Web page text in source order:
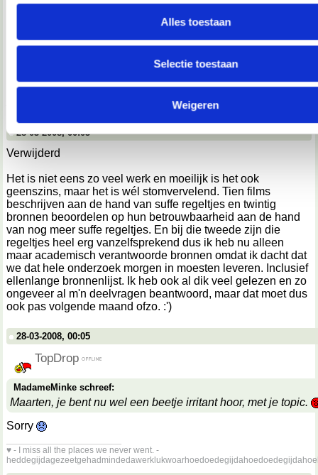
partners kunnen deze gegevens combineren met andere
je aan ze hebt verstrekt of die ze hebben verzameld op
gebruik van hun services.
67 derdendie uw gegevens kunnen
en verwerken.
Alles toestaan
Selectie toestaan
Weigeren
28-03-2008, 00:05
wwoeeeisj
een typisch geval van iemand met andere kwaliteiten
28-03-2008, 00:05
Verwijderd
Het is niet eens zo veel werk en moeilijk is het ook
geenszins, maar het is wél stomvervelend. Tien films
beschrijven aan de hand van suffe regeltjes en twintig
bronnen beoordelen op hun betrouwbaarheid aan de hand
van nog meer suffe regeltjes. En bij die tweede zijn die
regeltjes heel erg vanzelfsprekend dus ik heb nu alleen
maar academisch verantwoorde bronnen omdat ik dacht dat
we dat hele onderzoek morgen in moesten leveren. Inclusief
ellenlange bronnenlijst. Ik heb ook al dik veel gelezen en zo
ongeveer al m'n deelvragen beantwoord, maar dat moet dus
ook pas volgende maand ofzo. :')
28-03-2008, 00:05
TopDrop
MadameMinke schreef:
Maarten, je bent nu wel een beetje irritant hoor, met je topic.
Sorry
♥ - I miss all the places we never went. -